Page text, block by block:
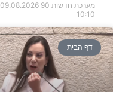
מערכת חדשות 90
09.08.2026
10:10
דף הבית